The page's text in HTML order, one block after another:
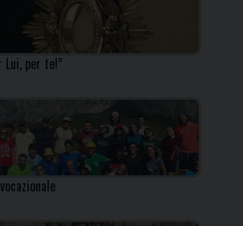
Lui, per te!”